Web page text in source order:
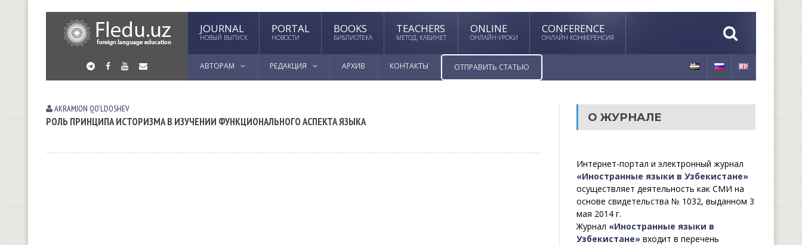
JOURNAL
НОВЫЙ ВЫПУСК
PORTAL
НОВОСТИ
BOOKS
БИБЛИОТЕКА
TEACHERS
МЕТОД. КАБИНЕТ
ONLINE
ОНЛАЙН-УРОКИ
CONFERENCE
ОНЛАЙН КОНФЕРЕНСИЯ
АВТОРАМ РЕДАКЦИЯ АРХИВ КОНТАКТЫ ОТПРАВИТЬ СТАТЬЮ
AKRAMJON QO‘LDOSHEV
РОЛЬ ПРИНЦИПА ИСТОРИЗМА В ИЗУЧЕНИИ ФУНКЦИОНАЛЬНОГО АСПЕКТА ЯЗЫКА О ЖУРНАЛЕ
Интернет-портал и электронный журнал
«Иностранные языки в Узбекистане»
осуществляет деятельность как СМИ на
основе свидетельства № 1032, выданном 3
мая 2014 г.
Журнал «Иностранные языки в
Узбекистане»входит в перечень